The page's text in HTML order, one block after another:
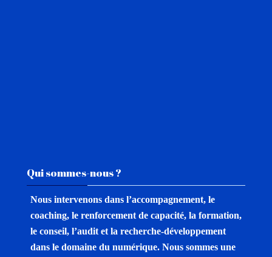
Qui sommes-nous ?
Nous intervenons dans l’accompagnement, le
coaching, le renforcement de capacité, la formation,
le conseil, l’audit et la recherche-développement
dans le domaine du numérique. Nous sommes une